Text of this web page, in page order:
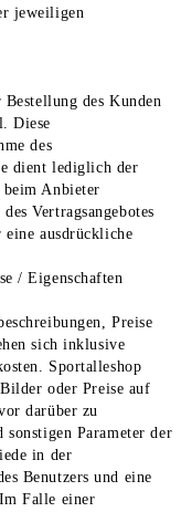
jeweiligen
des Kunden
Diese
des
dient lediglich der
Anbieter
Vertragsangebotes
ausdrückliche
/ Eigenschaften
Preise
sich inklusive
Sportalleshop
oder Preise auf
darüber zu
Parameter der
in der
Benutzers und eine
Falle einer